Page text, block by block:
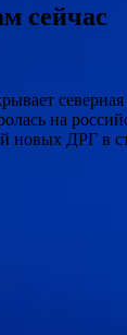
сейчас
на
новых ДРГ в